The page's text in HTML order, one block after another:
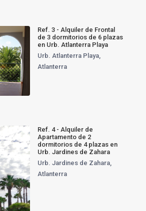
Ref. 3 - Alquiler de Frontal
de 3 dormitorios de 6 plazas
en Urb. Atlanterra Playa
Urb. Atlanterra Playa
Atlanterra
Ref. 4 - Alquiler de
Apartamento de 2
dormitorios de 4 plazas en
Urb. Jardines de Zahara
Urb. Jardines de Zahara
Atlanterra